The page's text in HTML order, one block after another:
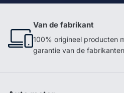
Van de fabrikant
100% origineel producten
garantie van de fabrikanten